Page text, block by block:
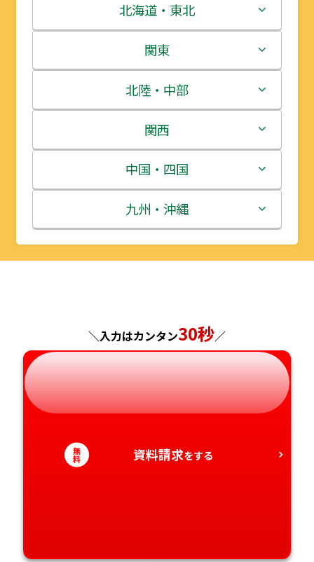
北海道・東北
北海道
青森県
岩手県
宮城県
秋田県
山形県
関東
茨城県
栃木県
群馬県
埼玉県
千葉県
北陸・中部
新潟県
富山県
石川県
福井県
静岡県
関西
三重県
滋賀県
京都府
奈良県
和歌山県
中国・四国
鳥取県
島根県
山口県
徳島県
九州・沖縄
福岡県
熊本県
大分県
＼入力はカンタン30秒／
無
料 資料請求をする